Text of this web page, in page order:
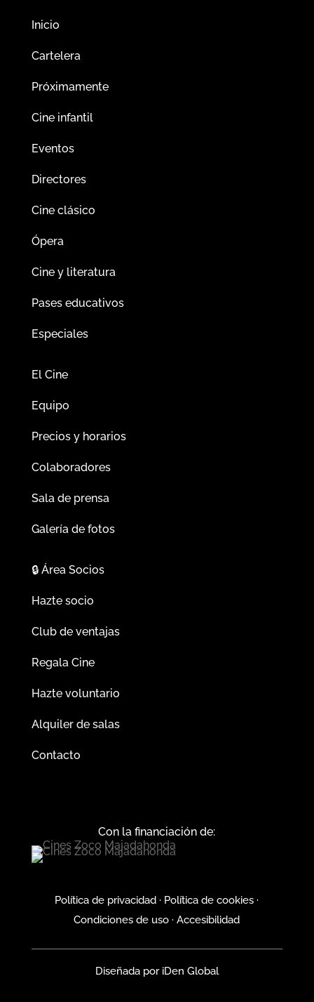
Inicio
Cartelera
Próximamente
Cine infantil
Eventos
Directores
Cine clásico
Ópera
Cine y literatura
Pases educativos
Especiales
El Cine
Equipo
Precios y horarios
Colaboradores
Sala de prensa
Galería de fotos
🔒Área Socios
Hazte socio
Club de ventajas
Regala Cine
Hazte voluntario
Alquiler de salas
Contacto
Con la financiación de:
Política de privacidad · Política de cookies ·
Condiciones de uso ·Accesibilidad
Diseñada poriDen Global